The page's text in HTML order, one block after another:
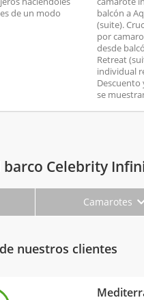
de un modo
balcón a
(suite).
por
desde
Retreat
individual
Descuento
se
Celebrity
Camarotes
nuestros clientes